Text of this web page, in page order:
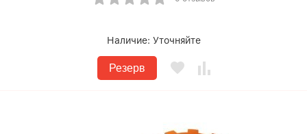
Наличие: Уточняйте
Резерв